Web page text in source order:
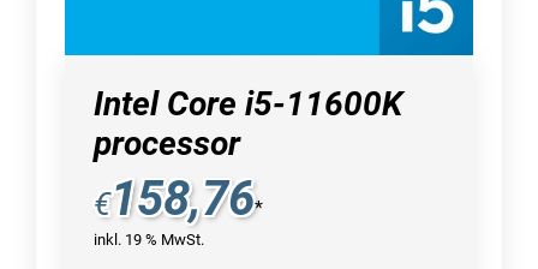
Intel Core i5-11600K
processor
€158,76*
inkl. 19 % MwSt.